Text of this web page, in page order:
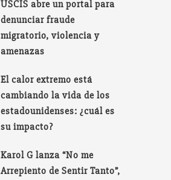
USCIS abre un portal para
denunciar fraude
migratorio, violencia y
amenazas
El calor extremo está
cambiando la vida de los
estadounidenses: ¿cuál es
su impacto?
Karol G lanza “No me
Arrepiento de Sentir Tanto”,